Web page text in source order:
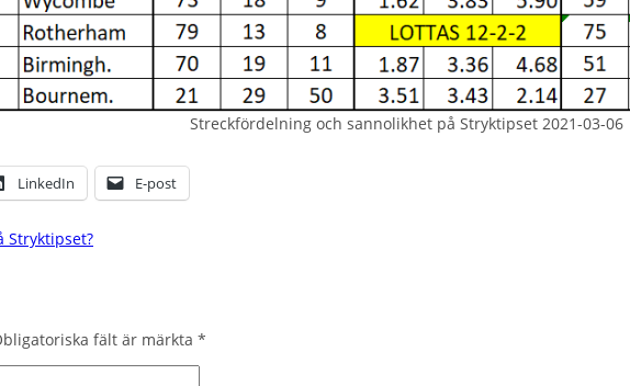
Streckfördelning och sannolikhet på Stryktipset 2021-03-06
LinkedIn E-post
Stryktipset?
fält är märkta *